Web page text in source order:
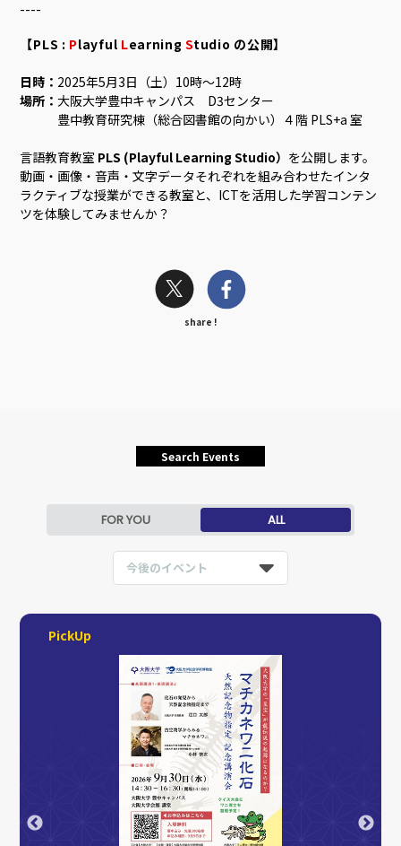
----
【PLS : Playful Learning Studio の公開】
日時： 2025年5月3日（土）10時〜12時
場所：大阪大学豊中キャンパス D3センター
豊中教育研究棟（総合図書館の向かい）４階 PLS+a 室
言語教育教室 PLS (Playful Learning Studio） を公開します。
動画・画像・音声・文字データそれぞれを組み合わせたインタ
ラクティブな授業ができる教室と、ICTを活用した学習コンテン
ツを体験してみませんか？
share !
Search Events
FOR YOU ALL
今後のイベント
PickUp